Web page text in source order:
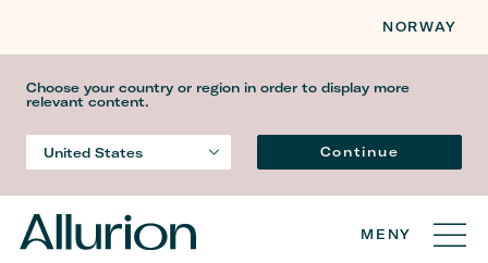
NORWAY
Choose your country or region in order to display more
relevant content.
United States Continue
MENY